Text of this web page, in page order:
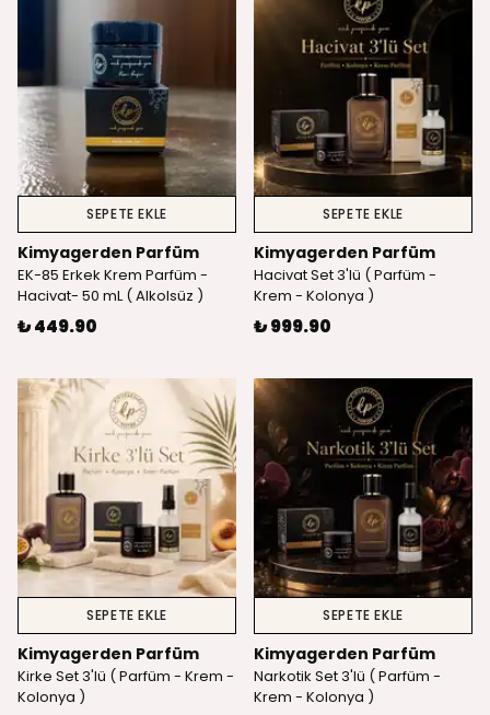
SEPETE EKLE
Kimyagerden Parfüm
EK-85 Erkek Krem Parfüm -
Hacivat- 50 mL ( Alkolsüz )
₺ 449.90
SEPETE EKLE
Kimyagerden Parfüm
Hacivat Set 3'lü ( Parfüm -
Krem - Kolonya )
₺ 999.90
SEPETE EKLE
Kimyagerden Parfüm
Kirke Set 3'lü ( Parfüm - Krem -
Kolonya )
SEPETE EKLE
Kimyagerden Parfüm
Narkotik Set 3'lü ( Parfüm -
Krem - Kolonya )